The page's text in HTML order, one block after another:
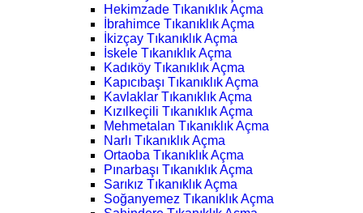
Hekimzade Tıkanıklık Açma
İbrahimce Tıkanıklık Açma
İkizçay Tıkanıklık Açma
İskele Tıkanıklık Açma
Kadıköy Tıkanıklık Açma
Kapıcıbaşı Tıkanıklık Açma
Kavlaklar Tıkanıklık Açma
Kızılkeçili Tıkanıklık Açma
Mehmetalan Tıkanıklık Açma
Narlı Tıkanıklık Açma
Ortaoba Tıkanıklık Açma
Pınarbaşı Tıkanıklık Açma
Sarıkız Tıkanıklık Açma
Soğanyemez Tıkanıklık Açma